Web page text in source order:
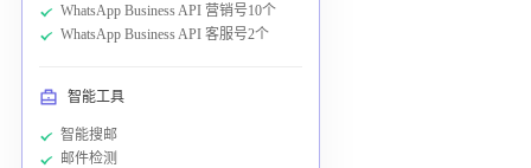
WhatsApp Business API 营销号10个
WhatsApp Business API 客服号2个
智能工具
智能搜邮
邮件检测